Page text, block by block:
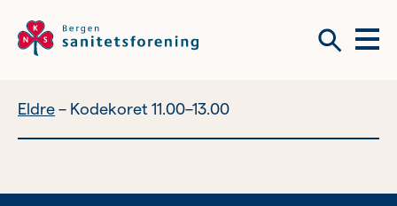
Meny
Vil du bli frivillig? Om tilbudene våre
Eldre Kodekoret 11.00–13.00